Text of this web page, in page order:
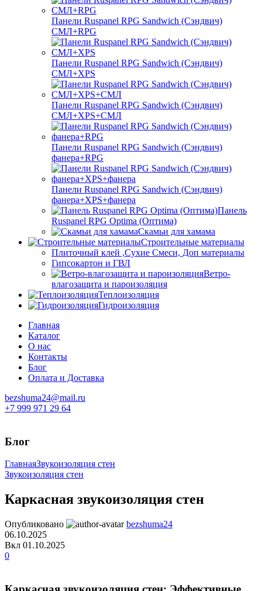
Панели Ruspanel RPG Sandwich (Сэндвич)
СМЛ+RPG
Панели Ruspanel RPG Sandwich (Сэндвич)
СМЛ+XPS
Панели Ruspanel RPG Sandwich (Сэндвич)
СМЛ+XPS+СМЛ
Панели Ruspanel RPG Sandwich (Сэндвич)
фанера+RPG
Панели Ruspanel RPG Sandwich (Сэндвич)
фанера+XPS+фанера
Панель
Ruspanel RPG Optima (Оптима)
Скамьи для хамама
Строительные материалы
Плиточный клей ,Сухие Смеси, Доп материалы
Гипсокартон и ГВЛ
Ветро-
влагозащита и пароизоляция
Теплоизоляция
Гидроизоляция
Главная
Каталог
О нас
Контакты
Блог
Оплата и Доставка
bezshuma24@mail.ru
+7 999 971 29 64
Блог
ГлавнаяЗвукоизоляция стен
Звукоизоляция стен
Каркасная звукоизоляция стен
Опубликовано
bezshuma24
06.10.2025
Вкл 01.10.2025
0